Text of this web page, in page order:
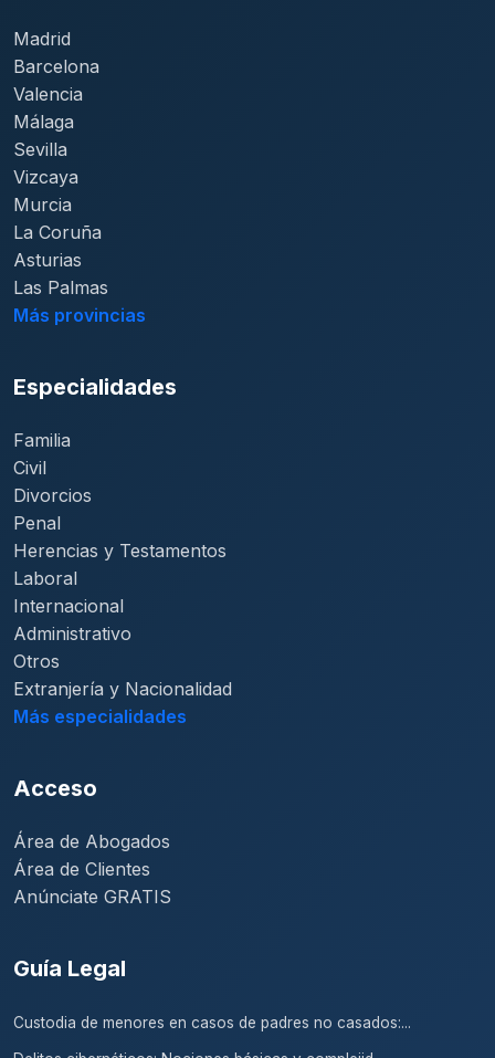
Madrid
Barcelona
Valencia
Málaga
Sevilla
Vizcaya
Murcia
La Coruña
Asturias
Las Palmas
Más provincias
Especialidades
Familia
Civil
Divorcios
Penal
Herencias y Testamentos
Laboral
Internacional
Administrativo
Otros
Extranjería y Nacionalidad
Más especialidades
Acceso
Área de Abogados
Área de Clientes
Anúnciate GRATIS
Guía Legal
Custodia de menores en casos de padres no casados:...